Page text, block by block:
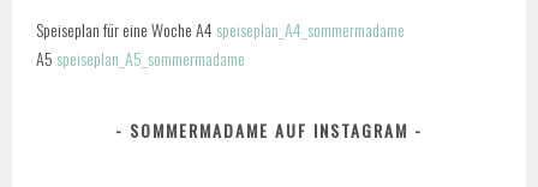
Speiseplan für eine Woche A4speiseplan_A4_sommermadame
A5 speiseplan_A5_sommermadame
SOMMERMADAME AUF INSTAGRAM